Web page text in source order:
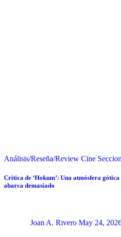
Análisis/Reseña/Review Cine
Crítica de ‘Hokum’: Una atmósfera
abarca demasiado
Joan A. Rivero May 24,